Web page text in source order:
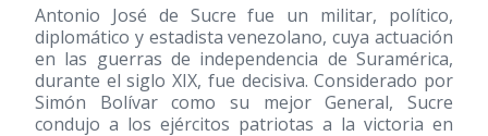
Antonio José de Sucre fue un militar, político,
diplomático y estadista venezolano, cuya actuación
en las guerras de independencia de Suramérica,
durante el siglo XIX, fue decisiva. Considerado por
Simón Bolívar como su mejor General, Sucre
condujo a los ejércitos patriotas a la victoria en